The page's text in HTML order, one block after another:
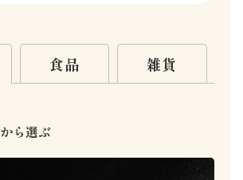
食品 雑貨
から選ぶ